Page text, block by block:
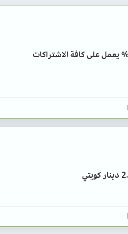
خصم كالو 2026 بنسبة تخفيض 10% يعمل على كافة الاشتراكات